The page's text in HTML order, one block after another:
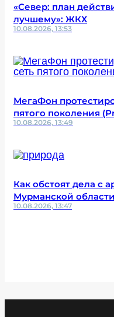
«Север: план
лучшему»: ЖКХ
10.08.2026, 13:53
МегаФон
пятого поколения
10.08.2026, 13:49
Как обстоят дела с
Мурманской
10.08.2026, 13:47